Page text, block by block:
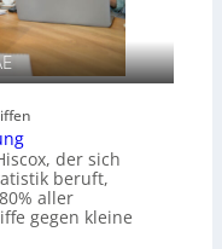
der sich
beruft,
aller
gegen kleine